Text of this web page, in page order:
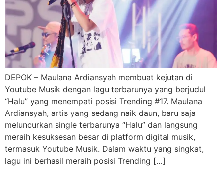
DEPOK – Maulana Ardiansyah membuat kejutan di
Youtube Musik dengan lagu terbarunya yang berjudul
“Halu” yang menempati posisi Trending #17. Maulana
Ardiansyah, artis yang sedang naik daun, baru saja
meluncurkan single terbarunya “Halu” dan langsung
meraih kesuksesan besar di platform digital musik,
termasuk Youtube Musik. Dalam waktu yang singkat,
lagu ini berhasil meraih posisi Trending […]